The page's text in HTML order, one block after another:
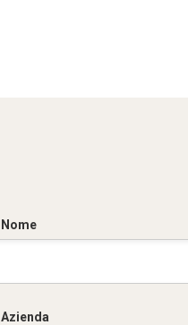
Nome
Azienda